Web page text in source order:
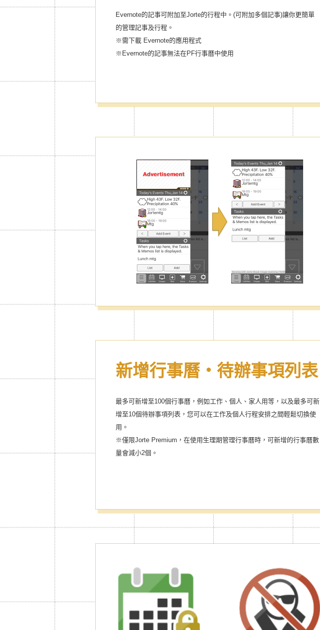
Evernote的記事可附加至Jorte的行程中。(可附加多個記事)讓你更簡單
的管理記事及行程。
※需下載 Evernote的應用程式
※Evernote的記事無法在PF行事曆中使用
新增行事曆・待辦事項列表
最多可新增至100個行事曆，例如工作、個人、家人用等，以及最多可新
增至10個待辦事項列表，您可以在工作及個人行程安排之間輕鬆切換使
用。
※僅限Jorte Premium，在使用生理期管理行事曆時，可新增的行事曆數
量會減小2個。